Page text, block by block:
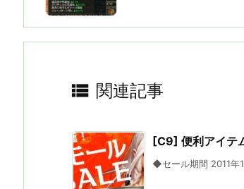
 関連記事
[C9] 便利アイテ
◆セール期間 2011年